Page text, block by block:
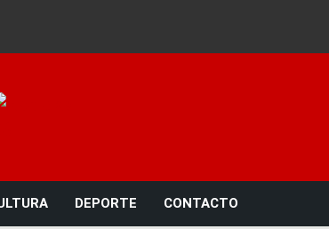
DEPORTE CONTACTO